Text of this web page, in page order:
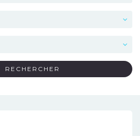
RECHERCHER